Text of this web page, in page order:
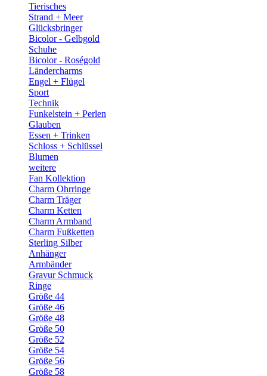
Tierisches
Strand + Meer
Glücksbringer
Bicolor - Gelbgold
Schuhe
Bicolor - Roségold
Ländercharms
Engel + Flügel
Sport
Technik
Funkelstein + Perlen
Glauben
Essen + Trinken
Schloss + Schlüssel
Blumen
weitere
Fan Kollektion
Charm Ohrringe
Charm Träger
Charm Ketten
Charm Armband
Charm Fußketten
Sterling Silber
Anhänger
Armbänder
Gravur Schmuck
Ringe
Größe 44
Größe 46
Größe 48
Größe 50
Größe 52
Größe 54
Größe 56
Größe 58